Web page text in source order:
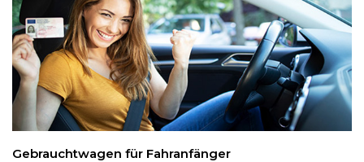
Gebrauchtwagen für Fahranfänger